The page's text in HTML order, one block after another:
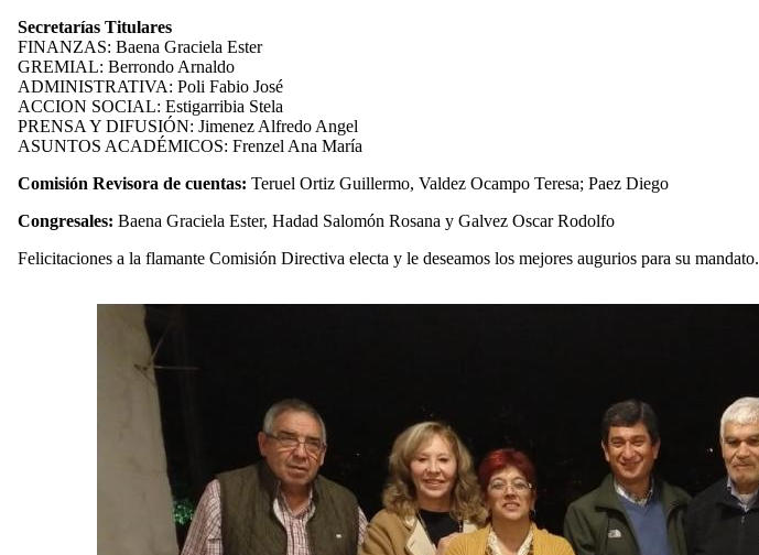
Secretarías Titulares
FINANZAS: Baena Graciela Ester
GREMIAL: Berrondo Arnaldo
ADMINISTRATIVA: Poli Fabio José
ACCION SOCIAL: Estigarribia Stela
PRENSA Y DIFUSIÓN: Jimenez Alfredo Angel
ASUNTOS ACADÉMICOS: Frenzel Ana María
Comisión Revisora de cuentas: Teruel Ortiz Guillermo, Valdez Ocampo Teresa; Paez Diego
Congresales: Baena Graciela Ester, Hadad Salomón Rosana y Galvez Oscar Rodolfo
Felicitaciones a la flamante Comisión Directiva electa y le deseamos los mejores augurios para su mandato.